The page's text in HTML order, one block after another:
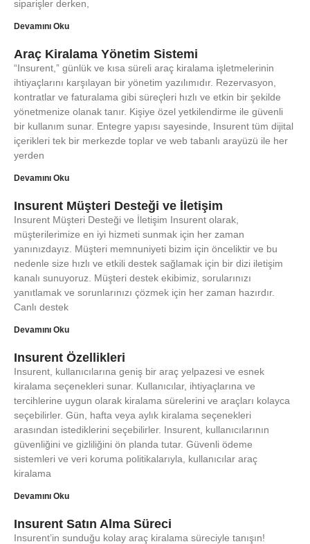
siparişler derken,
Devamını Oku
Araç Kiralama Yönetim Sistemi
“Insurent,” günlük ve kısa süreli araç kiralama işletmelerinin
ihtiyaçlarını karşılayan bir yönetim yazılımıdır. Rezervasyon,
kontratlar ve faturalama gibi süreçleri hızlı ve etkin bir şekilde
yönetmenize olanak tanır. Kişiye özel yetkilendirme ile güvenli
bir kullanım sunar. Entegre yapısı sayesinde, Insurent tüm dijital
içerikleri tek bir merkezde toplar ve web tabanlı arayüzü ile her
yerden
Devamını Oku
Insurent Müşteri Desteği ve İletişim
Insurent Müşteri Desteği ve İletişim Insurent olarak,
müşterilerimize en iyi hizmeti sunmak için her zaman
yanınızdayız. Müşteri memnuniyeti bizim için önceliktir ve bu
nedenle size hızlı ve etkili destek sağlamak için bir dizi iletişim
kanalı sunuyoruz. Müşteri destek ekibimiz, sorularınızı
yanıtlamak ve sorunlarınızı çözmek için her zaman hazırdır.
Canlı destek
Devamını Oku
Insurent Özellikleri
Insurent, kullanıcılarına geniş bir araç yelpazesi ve esnek
kiralama seçenekleri sunar. Kullanıcılar, ihtiyaçlarına ve
tercihlerine uygun olarak kiralama sürelerini ve araçları kolayca
seçebilirler. Gün, hafta veya aylık kiralama seçenekleri
arasından istediklerini seçebilirler. Insurent, kullanıcılarının
güvenliğini ve gizliliğini ön planda tutar. Güvenli ödeme
sistemleri ve veri koruma politikalarıyla, kullanıcılar araç
kiralama
Devamını Oku
Insurent Satın Alma Süreci
Insurent’in sunduğu kolay araç kiralama süreciyle tanışın!